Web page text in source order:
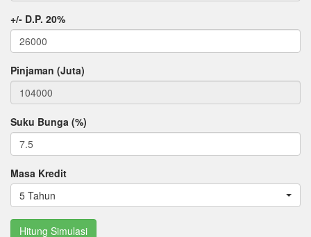
+/- D.P. 20%
Pinjaman (Juta)
Suku Bunga (%)
Masa Kredit
5 Tahun